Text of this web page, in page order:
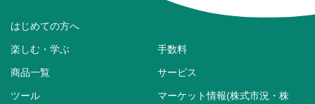
はじめての方へ
楽しむ・学ぶ 手数料
商品一覧 サービス
ツール
マーケット情報(株式市況・株